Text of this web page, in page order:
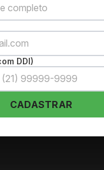
DDI)
CADASTRAR